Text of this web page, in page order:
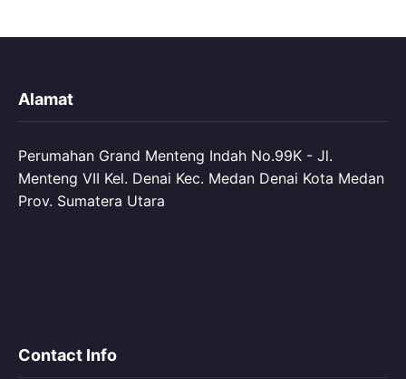
Alamat
Perumahan Grand Menteng Indah No.99K - Jl.
Menteng VII Kel. Denai Kec. Medan Denai Kota Medan
Prov. Sumatera Utara
Contact Info